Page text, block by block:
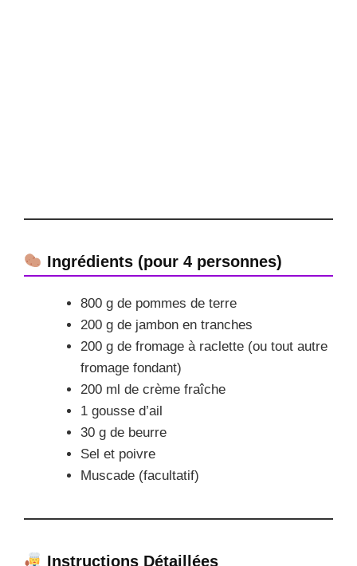
Ingrédients (pour 4 personnes)
800 g de pommes de terre
200 g de jambon en tranches
200 g de fromage à raclette (ou tout autre
fromage fondant)
200 ml de crème fraîche
1 gousse d’ail
30 g de beurre
Sel et poivre
Muscade (facultatif)
Instructions Détaillées